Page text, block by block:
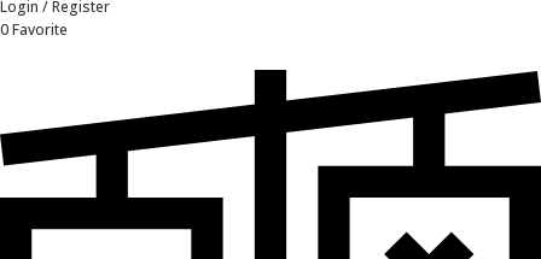
Login / Register
0Favorite